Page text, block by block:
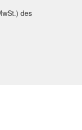
des